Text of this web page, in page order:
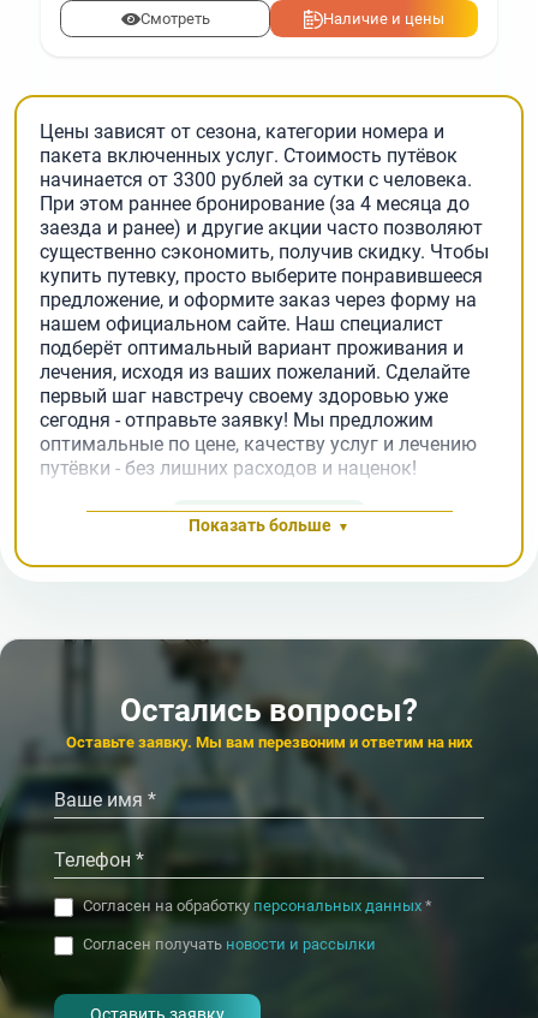
Смотреть Наличие и цены
Цены зависят от сезона, категории номера и
пакета включенных услуг. Стоимость путёвок
начинается от 3300 рублей за сутки с человека.
При этом раннее бронирование (за 4 месяца до
заезда и ранее) и другие акции часто позволяют
существенно сэкономить, получив скидку. Чтобы
купить путевку, просто выберите понравившееся
предложение, и оформите заказ через форму на
нашем официальном сайте. Наш специалист
подберёт оптимальный вариант проживания и
лечения, исходя из ваших пожеланий. Сделайте
первый шаг навстречу своему здоровью уже
сегодня - отправьте заявку! Мы предложим
оптимальные по цене, качеству услуг и лечению
путёвки - без лишних расходов и наценок!
Заявка на подбор
Показать больше
Остались вопросы?
Оставьте заявку. Мы вам перезвоним и ответим на них
Согласен на обработку персональных данных*
Согласен получать новости и рассылки